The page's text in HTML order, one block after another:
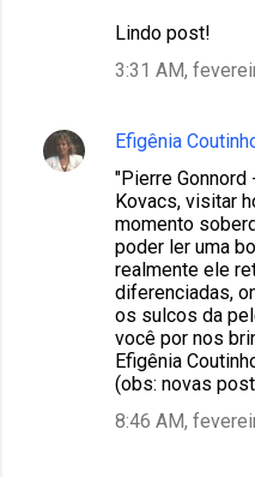
i
o
Lindo post!
3:31 AM,
Efigênia
"Pierre Gonnord
Kovacs, visitar
momento
poder ler uma
realmente ele
diferenciadas,
os sulcos da
você por nos
Efigênia
(obs: novas
8:46 AM,